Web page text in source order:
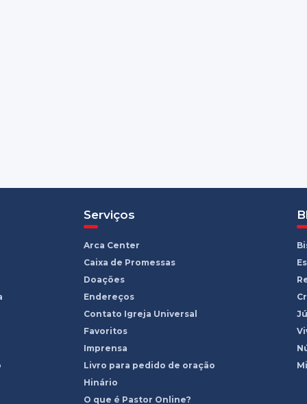
Serviços
Arca Center
Caixa de Promessas
Doações
Endereços
Contato Igreja Universal
Favoritos
Imprensa
Livro para pedido de oração
Hinário
O que é Pastor Online?